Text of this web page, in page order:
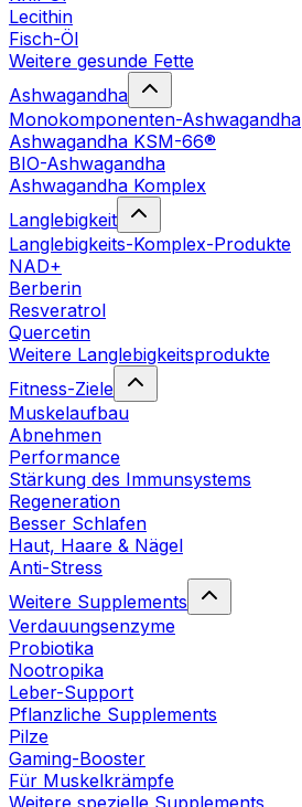
Lecithin
Fisch-Öl
Weitere gesunde Fette
Ashwagandha
Monokomponenten-Ashwagandha
Ashwagandha KSM-66®
BIO-Ashwagandha
Ashwagandha Komplex
Langlebigkeit
Langlebigkeits-Komplex-Produkte
NAD+
Berberin
Resveratrol
Quercetin
Weitere Langlebigkeitsprodukte
Fitness-Ziele
Muskelaufbau
Abnehmen
Performance
Stärkung des Immunsystems
Regeneration
Besser Schlafen
Haut, Haare & Nägel
Anti-Stress
Weitere Supplements
Verdauungsenzyme
Probiotika
Nootropika
Leber-Support
Pflanzliche Supplements
Pilze
Gaming-Booster
Für Muskelkrämpfe